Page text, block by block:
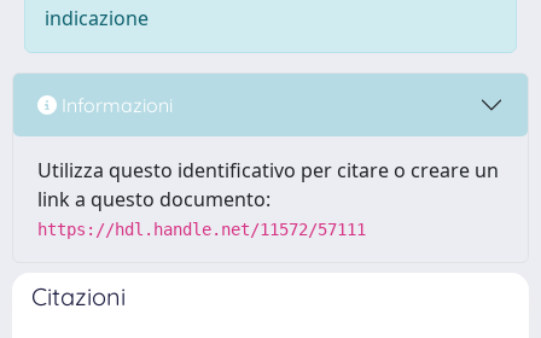
indicazione
Informazioni
Utilizza questo identificativo per citare o creare un
link a questo documento:
https://hdl.handle.net/11572/57111
Citazioni